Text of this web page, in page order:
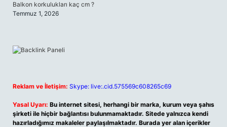
Balkon korkulukları kaç cm ?
Temmuz 1, 2026
Reklam ve İletişim: Skype: live:.cid.575569c608265c69
Yasal Uyarı: Bu internet sitesi, herhangi bir marka, kurum veya şahıs
şirketi ile hiçbir bağlantısı bulunmamaktadır. Sitede yalnızca kendi
hazırladığımız makaleler paylaşılmaktadır. Burada yer alan içerikler